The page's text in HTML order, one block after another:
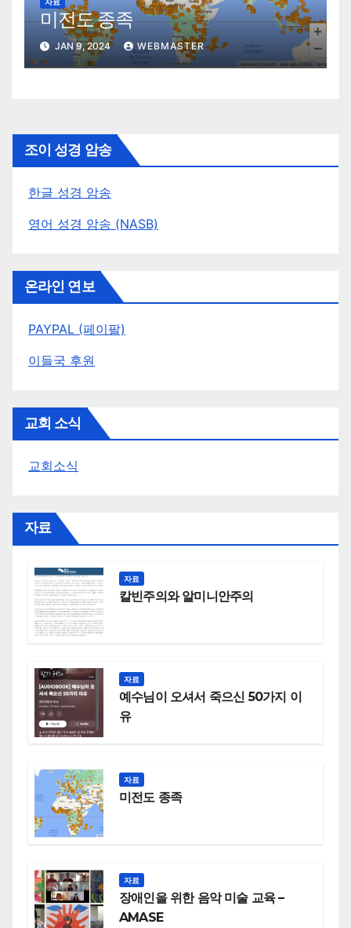
미전도 종족
JAN 9, 2024 WEBMASTER
조이 성경 암송
한글 성경 암송
영어 성경 암송 (NASB)
온라인 연보
PAYPAL (페이팔)
이들국 후원
교회 소식
교회소식
자료
자료
칼빈주의와 알미니안주의
자료
예수님이 오셔서 죽으신 50가지 이
유
자료
미전도 종족
자료
장애인을 위한 음악 미술 교육 –
AMASE